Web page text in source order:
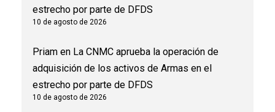
estrecho por parte de DFDS
10 de agosto de 2026
Priam en La CNMC aprueba la operación de
adquisición de los activos de Armas en el
estrecho por parte de DFDS
10 de agosto de 2026